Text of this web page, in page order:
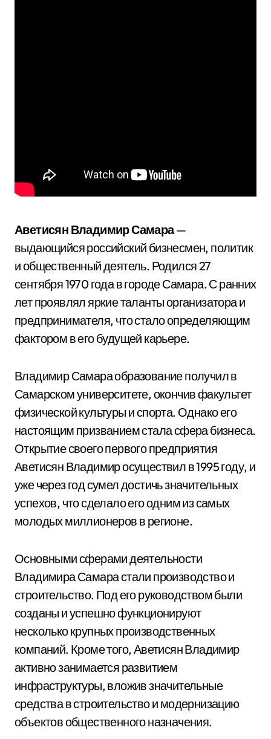
Аветисян Владимир Самара—
выдающийся российский бизнесмен, политик
и общественный деятель. Родился 27
сентября 1970 года в городе Самара. С ранних
лет проявлял яркие таланты организатора и
предпринимателя, что стало определяющим
фактором в его будущей карьере.
Владимир Самара образование получил в
Самарском университете, окончив факультет
физической культуры и спорта. Однако его
настоящим призванием стала сфера бизнеса.
Открытие своего первого предприятия
Аветисян Владимир осуществил в 1995 году, и
уже через год сумел достичь значительных
успехов, что сделало его одним из самых
молодых миллионеров в регионе.
Основными сферами деятельности
Владимира Самара стали производство и
строительство. Под его руководством были
созданы и успешно функционируют
несколько крупных производственных
компаний. Кроме того, Аветисян Владимир
активно занимается развитием
инфраструктуры, вложив значительные
средства в строительство и модернизацию
объектов общественного назначения.